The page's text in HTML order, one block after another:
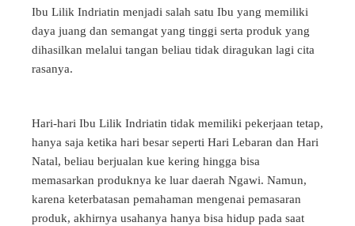
Ibu Lilik Indriatin menjadi salah satu Ibu yang memiliki
daya juang dan semangat yang tinggi serta produk yang
dihasilkan melalui tangan beliau tidak diragukan lagi cita
rasanya.
Hari-hari Ibu Lilik Indriatin tidak memiliki pekerjaan tetap,
hanya saja ketika hari besar seperti Hari Lebaran dan Hari
Natal, beliau berjualan kue kering hingga bisa
memasarkan produknya ke luar daerah Ngawi. Namun,
karena keterbatasan pemahaman mengenai pemasaran
produk, akhirnya usahanya hanya bisa hidup pada saat